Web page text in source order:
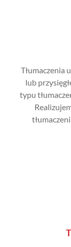
Tłumaczenia
lub
typu